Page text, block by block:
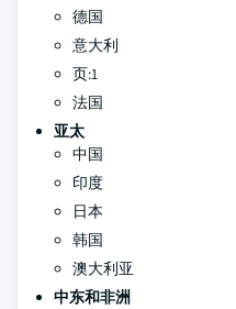
德国
意大利
页:1
法国
亚太
中国
印度
日本
韩国
澳大利亚
中东和非洲